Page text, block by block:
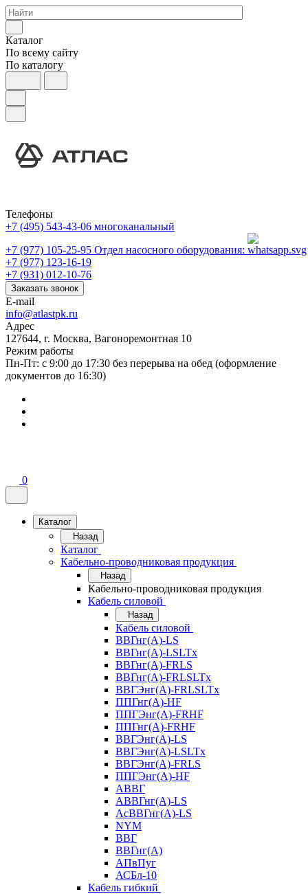
Каталог
По всему сайту
По каталогу
Телефоны
+7 (495) 543-43-06 многоканальный
+7 (977) 105-25-95 Отдел насосного оборудования:
+7 (977) 123-16-19
+7 (931) 012-10-76
Заказать звонок
E-mail
info@atlastpk.ru
Адрес
127644, г. Москва, Вагоноремонтная 10
Режим работы
Пн-Пт: с 9:00 до 17:30 без перерыва на обед (оформление
документов до 16:30)
0
Каталог
Назад
Каталог
Кабельно-проводниковая продукция
Назад
Кабельно-проводниковая продукция
Кабель силовой
Назад
Кабель силовой
ВВГнг(А)-LS
ВВГнг(А)-LSLTx
ВВГнг(А)-FRLS
ВВГнг(А)-FRLSLTx
ВВГЭнг(А)-FRLSLTx
ППГнг(А)-HF
ППГЭнг(А)-FRHF
ППГнг(А)-FRHF
ВВГЭнг(А)-LS
ВВГЭнг(А)-LSLTx
ВВГЭнг(А)-FRLS
ППГЭнг(А)-HF
АВВГ
АВВГнг(А)-LS
АсВВГнг(А)-LS
NYM
ВВГ
ВВГнг(А)
АПвПуг
АСБл-10
Кабель гибкий